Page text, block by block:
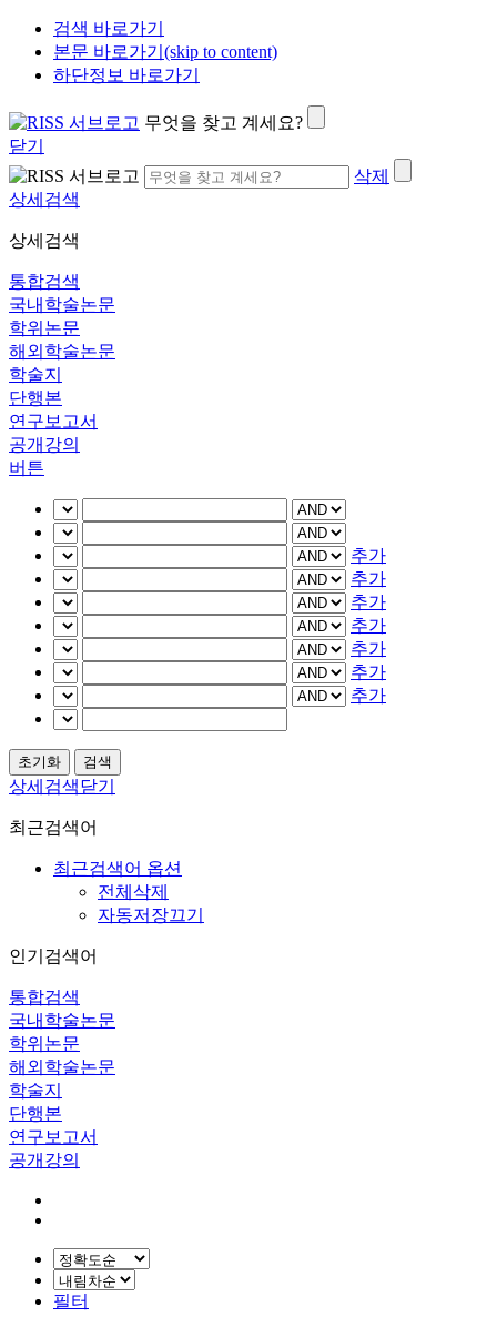
검색 바로가기
본문 바로가기(skip to content)
하단정보 바로가기
무엇을 찾고 계세요?
닫기
삭제
상세검색
상세검색
통합검색
국내학술논문
학위논문
해외학술논문
학술지
단행본
연구보고서
공개강의
버튼
추가
추가
추가
추가
추가
추가
추가
상세검색닫기
최근검색어
최근검색어 옵션
전체삭제
자동저장끄기
인기검색어
통합검색
국내학술논문
학위논문
해외학술논문
학술지
단행본
연구보고서
공개강의
필터